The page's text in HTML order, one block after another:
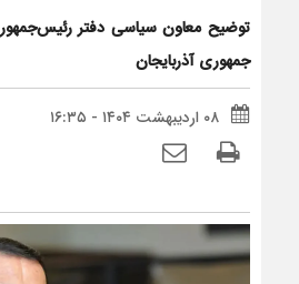
توضیح معاون سیاسی دفتر رئیس‌جمهور
جمهوری آذربایجان
۰۸ اردیبهشت ۱۴۰۴ - ۱۶:۳۵